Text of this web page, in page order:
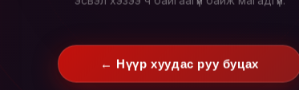
эсвэл хэзээ ч байгаагүй байж магадгүй.
← Нүүр хуудас руу буцах